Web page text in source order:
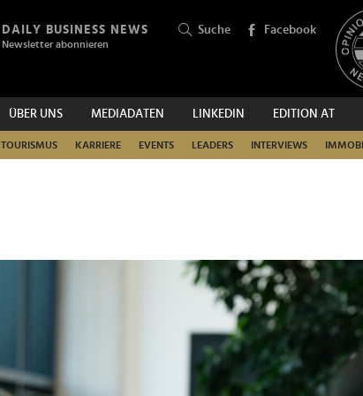
DAILY BUSINESS NEWS
Newsletter abonnieren
Suche Facebook
ÜBER UNS MEDIADATEN LINKEDIN EDITION AT
TOURISMUS KARRIERE EVENTS LEADERS INTERVIEWS
SUCHEN